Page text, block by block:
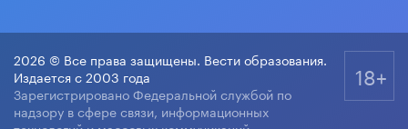
2026 © Все права защищены. Вести образования.
Издается с 2003 года
Зарегистрировано Федеральной службой по
надзору в сфере связи, информационных
18+